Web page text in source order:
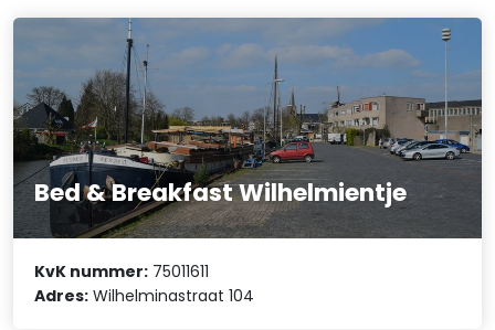
Bed & Breakfast Wilhelmientje
KvK nummer: 75011611
Adres: Wilhelminastraat 104